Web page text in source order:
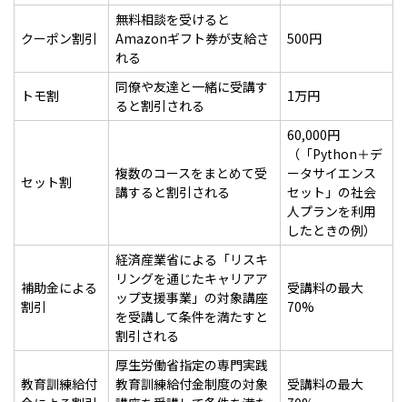
クーポン割引
無料相談を受けると
Amazonギフト券が支給さ
れる
500円
トモ割
同僚や友達と一緒に受講す
ると割引される
1万円
セット割
複数のコースをまとめて受
講すると割引される
60,000円
（「Python＋デ
ータサイエンス
セット」の社会
人プランを利用
したときの例）
補助金による
割引
経済産業省による「リスキ
リングを通じたキャリアア
ップ支援事業」の対象講座
を受講して条件を満たすと
割引される
受講料の最大
70%
教育訓練給付
厚生労働省指定の専門実践
教育訓練給付金制度の対象
受講料の最大